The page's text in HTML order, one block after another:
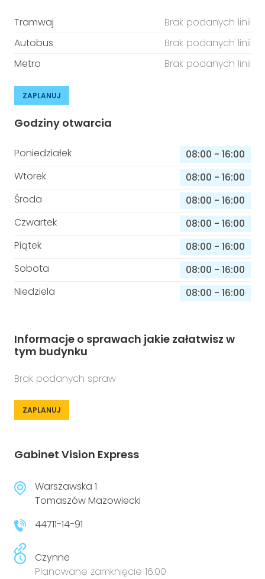
Tramwaj
Brak podanych linii
Autobus
Brak podanych linii
Metro
Brak podanych linii
ZAPLANUJ
Godziny otwarcia
Poniedziałek 08:00 - 16:00
Wtorek
08:00 - 16:00
Środa
08:00 - 16:00
Czwartek
08:00 - 16:00
Piątek
08:00 - 16:00
Sobota
08:00 - 16:00
Niedziela
08:00 - 16:00
Informacje o sprawach jakie załatwisz w
tym budynku
Brak podanych spraw
ZAPLANUJ
Gabinet Vision Express
Warszawska 1
Tomaszów Mazowiecki
44711-14-91
Czynne
Planowane zamknięcie 16:00